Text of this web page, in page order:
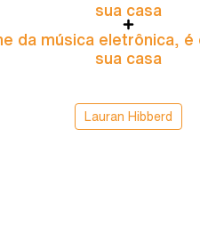
sua casa
da música eletrônica,
sua casa
Lauran Hibberd